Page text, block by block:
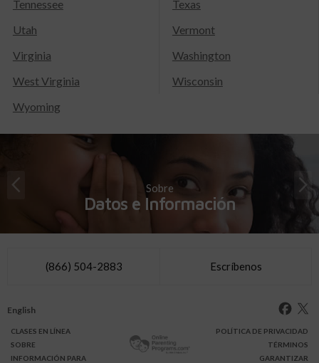
Tennessee
Texas
Utah
Vermont
Virginia
Washington
West Virginia
Wisconsin
Wyoming
Sobre
Datos e Información
(866) 504-2883 Escríbenos
English
CLASES EN LÍNEA
SOBRE
INFORMACIÓN PARA
POLÍTICA DE PRIVACIDAD
TÉRMINOS
GARANTIZAR